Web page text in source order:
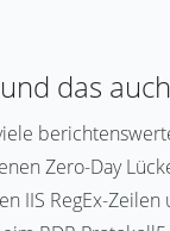
das
Zero-Day
IIS RegEx-